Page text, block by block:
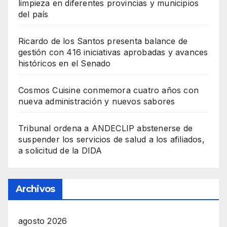
limpieza en diferentes provincias y municipios
del país
Ricardo de los Santos presenta balance de
gestión con 416 iniciativas aprobadas y avances
históricos en el Senado
Cosmos Cuisine conmemora cuatro años con
nueva administración y nuevos sabores
Tribunal ordena a ANDECLIP abstenerse de
suspender los servicios de salud a los afiliados,
a solicitud de la DIDA
Archivos
agosto 2026